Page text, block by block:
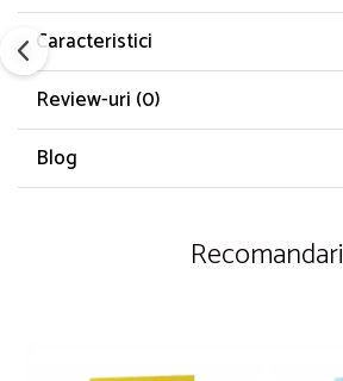
Caracteristici
Review-uri (0)
Blog
Recomandari